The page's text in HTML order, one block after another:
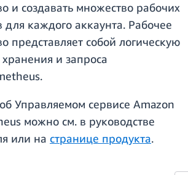
и создавать множество рабочих
для каждого аккаунта. Рабочее
представляет собой логическую
хранения и запроса
Управляемом сервисе Amazon
можно см. в руководстве
или на странице продукта.